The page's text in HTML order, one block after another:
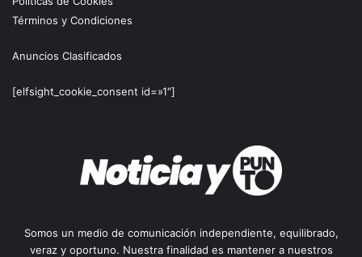
Términos y Condiciones
Anuncios Clasificados
[elfsight_cookie_consent id=»1″]
Somos un medio de comunicación independiente, equilibrado,
veraz y oportuno. Nuestra finalidad es mantener a nuestros